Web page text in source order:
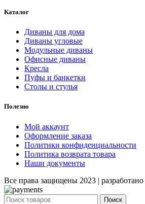
Каталог
Диваны для дома
Диваны угловые
Модульные диваны
Офисные диваны
Кресла
Пуфы и банкетки
Столы и стулья
Полезно
Мой аккаунт
Оформление заказа
Политики конфиденциальности
Политика возврата товара
Наши документы
Все права защищены 2023 | разработано
Поиск